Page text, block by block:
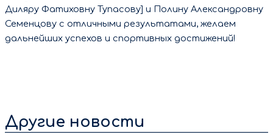
Диляру Фатиховну Тупасову] и Полину Александровну
Семенцову с отличными результатами, желаем
дальнейших успехов и спортивных достижений!
Другие новости